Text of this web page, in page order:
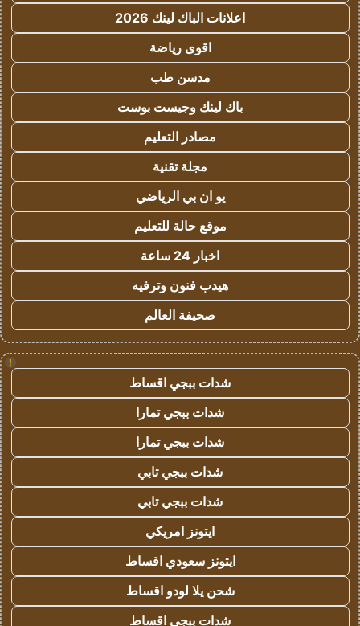
اعلانات الباك لينك 2026
اقوى رياضة
مدسن طب
باك لينك وجيست بوست
مصادر التعليم
مجلة تقنية
يو ان بي الرياضي
موقع حالة للتعليم
اخبار 24 ساعة
هيدب فنون وترفيه
صحيفة العالم
!
شدات ببجي اقساط
شدات ببجي تمارا
شدات ببجي تمارا
شدات ببجي تابي
شدات ببجي تابي
ايتونز امريكي
ايتونز سعودي اقساط
شحن يلا لودو اقساط
شدات ببجي اقساط